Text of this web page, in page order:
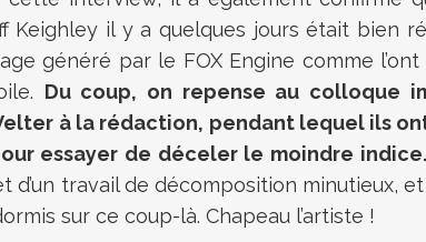
Keighley il y a quelques jours était bien
généré par le FOX Engine comme
Du coup, on repense au colloque
à la rédaction, pendant lequel ils
essayer de déceler le moindre indice.
d’un travail de décomposition minutieux,
sur ce coup-là. Chapeau l’artiste !